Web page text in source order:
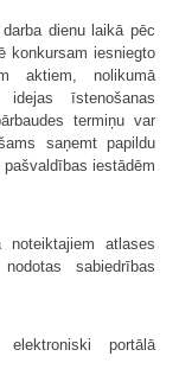
dienu laikā pēc
konkursam iesniegto
aktiem, nolikumā
īstenošanas
termiņu var
saņemt papildu
iestādēm
atlases
sabiedrības
portālā